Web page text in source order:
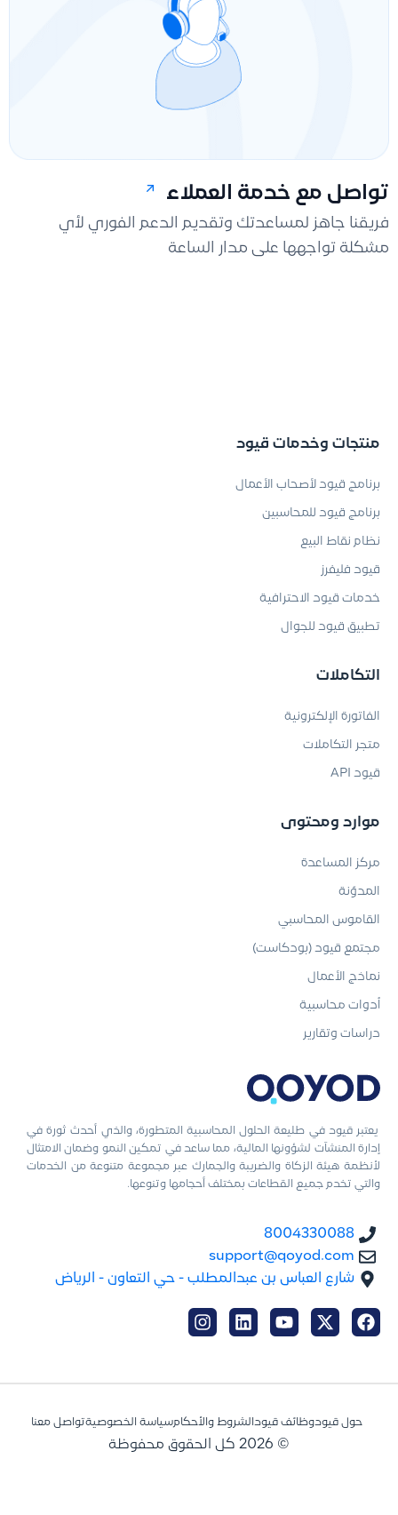
تواصل مع خدمة العملاء
فريقنا جاهز لمساعدتك وتقديم الدعم الفوري لأي
مشكلة تواجهها على مدار الساعة
يعتبر قيود في طليعة الحلول المحاسبية المتطورة، والذي أحدث ثورة في
إدارة المنشآت لشؤونها المالية، مما ساعد في تمكين النمو وضمان الامتثال
لأنظمة هيئة الزكاة والضريبة والجمارك عبر مجموعة متنوعة من الخدمات
والتي تخدم جميع القطاعات بمختلف أحجامها وتنوعها.
8004330088
support@qoyod.com
شارع العباس بن عبدالمطلب - حي التعاون - الرياض
منتجات وخدمات قيود
برنامج قيود لأصحاب الأعمال
برنامج قيود للمحاسبين
نظام نقاط البيع
قيود فليفرز
خدمات قيود الاحترافية
تطبيق قيود للجوال
التكاملات
الفاتورة الإلكترونية
متجر التكاملات
قيود API
موارد ومحتوى
مركز المساعدة
المدوّنة
القاموس المحاسبي
مجتمع قيود (بودكاست)
نماذج الأعمال
أدوات محاسبية
دراسات وتقارير
حول قيودوظائف قيود الشروط والأحكامسياسة الخصوصيةتواصل معنا
© 2026 كل الحقوق محفوظة